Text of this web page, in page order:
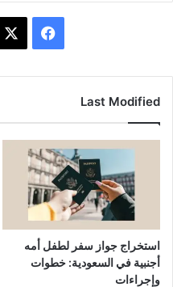
فيسبوك
Last Modified
استخراج جواز سفر لطفل أمه
أجنبية في السعودية: خطوات
وإجراءات